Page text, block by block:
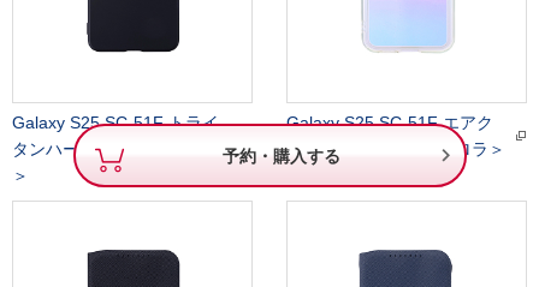
Galaxy S25 SC-51F トライ
タンハードケース＜ブラック
＞
Galaxy S25 SC-51F エアク
ッションケース＜オーロラ＞
予約・購入する 